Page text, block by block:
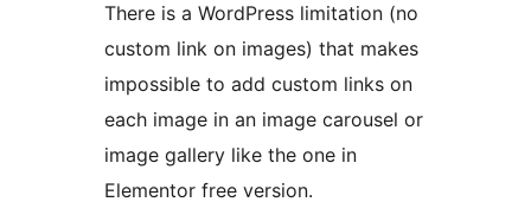
There is a WordPress limitation (no
custom link on images) that makes
impossible to add custom links on
each image in an image carousel or
image gallery like the one in
Elementor free version.